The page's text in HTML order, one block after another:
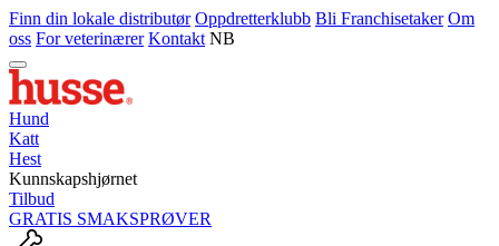
Finn din lokale distributør Oppdretterklubb Bli Franchisetaker Om
oss For veterinærer Kontakt NB
Hund
Katt
Hest
Kunnskapshjørnet
Tilbud
GRATIS SMAKSPRØVER